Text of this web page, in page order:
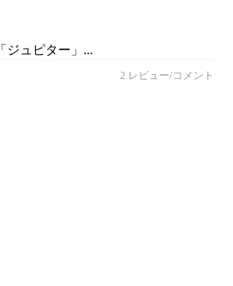
ジュピター」...
2 レビュー/コメント